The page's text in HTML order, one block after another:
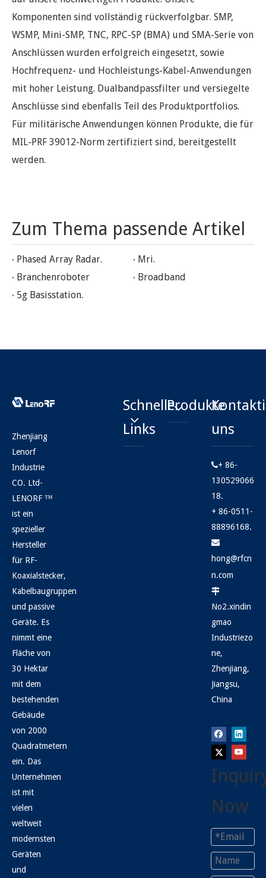
Komponenten sind vollständig rückverfolgbar. SMP,
WSMP, Mini-SMP, TNC, RPC-SP (BMA) und SMA-Serie von
Anschlüssen wurden erfolgreich eingesetzt, sowie
Hochfrequenz- und Hochleistungs-Kabel-Anwendungen
mit hoher Leistung. Dualbandpassfilter und versiegelte
Anschlüsse sind ebenfalls Teil des Produktportfolios.
Für militärische Anwendungen können Produkte, die für
MIL-PRF 39012-Norm zertifiziert sind, bereitgestellt
werden.
Zum Thema passende Artikel
Phased Array Radar.
Mri.
Branchenroboter
Broadband
5g Basisstation.
Zhenjiang
Lenorf
Industrie
CO. Ltd-
LENORF ™
ist ein
spezieller
Hersteller
für RF-
Koaxialstecker,
Kabelbaugruppen
und passive
Geräte. Es
nimmt eine
Fläche von
30 Hektar
mit dem
bestehenden
Gebäude
von 2000
Quadratmetern
ein. Das
Unternehmen
ist mit
vielen
weltweit
modernsten
Geräten
und
Schnelle
Links
Produkte
uns
+ 86-
130529066
18.
+ 86-0511-
88896168.

hong@rfcn
n.com

No2.xindin
gmao
Industriezo
ne,
Zhenjiang,
Jiangsu,
China
Now